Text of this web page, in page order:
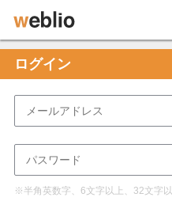
ログイン
※半角英数字、6文字以上、32文字